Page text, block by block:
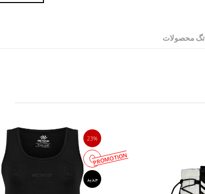
تگ محصولات
23%
PROMOTION
جدید